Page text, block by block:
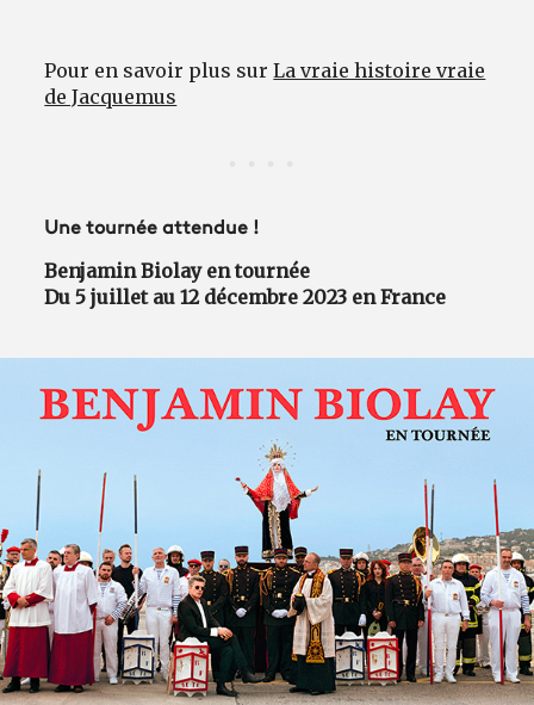
Pour en savoir plus surLa vraie histoire vraie
de Jacquemus
Une tournée attendue !
Benjamin Biolay en tournée
Du 5 juillet au 12 décembre 2023 en France